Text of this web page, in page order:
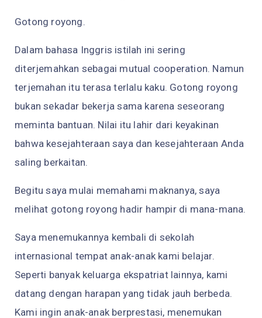
Gotong royong.
Dalam bahasa Inggris istilah ini sering
diterjemahkan sebagai mutual cooperation. Namun
terjemahan itu terasa terlalu kaku. Gotong royong
bukan sekadar bekerja sama karena seseorang
meminta bantuan. Nilai itu lahir dari keyakinan
bahwa kesejahteraan saya dan kesejahteraan Anda
saling berkaitan.
Begitu saya mulai memahami maknanya, saya
melihat gotong royong hadir hampir di mana-mana.
Saya menemukannya kembali di sekolah
internasional tempat anak-anak kami belajar.
Seperti banyak keluarga ekspatriat lainnya, kami
datang dengan harapan yang tidak jauh berbeda.
Kami ingin anak-anak berprestasi, menemukan